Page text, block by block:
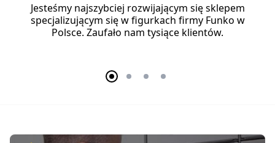
Jesteśmy najszybciej rozwijającym się sklepem
specjalizującym się w figurkach firmy Funko w
Polsce. Zaufało nam tysiące klientów.